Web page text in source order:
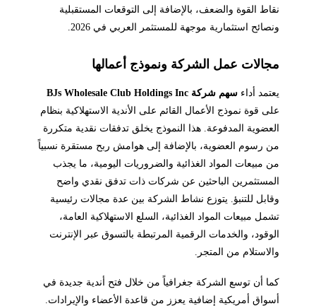
نقاط القوة والضعف، بالإضافة إلى التوقعات المستقبلية
ونصائح استثمارية موجهة للمستثمر العربي في 2026.
مجالات عمل الشركة ونموذج أعمالها
يعتمد أداء سهم شركة BJs Wholesale Club Holdings Inc
على قوة نموذج الأعمال القائم على الأندية الاستهلاكية بنظام
العضوية المدفوعة. هذا النموذج يخلق تدفقات نقدية متكررة
من رسوم العضوية، بالإضافة إلى هوامش ربح مستقرة نسبياً
من مبيعات المواد الغذائية والضروريات اليومية، ما يجذب
المستثمرين الباحثين عن شركات ذات تدفق نقدي واضح
وقابل للتنبؤ. يتوزع نشاط الشركة بين عدة مجالات رئيسية
تشمل مبيعات المواد الغذائية، السلع الاستهلاكية العامة،
الوقود، والخدمات الرقمية المرتبطة بالتسوق عبر الإنترنت
والاستلام من المتجر.
كما أن توسع الشركة جغرافياً من خلال فتح أندية جديدة في
أسواق أمريكية إضافية يعزز من قاعدة الأعضاء والإيرادات.